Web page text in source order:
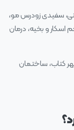
سفیدی زودرس مو،
و بخیه، درمان
کتاب، ساختمان